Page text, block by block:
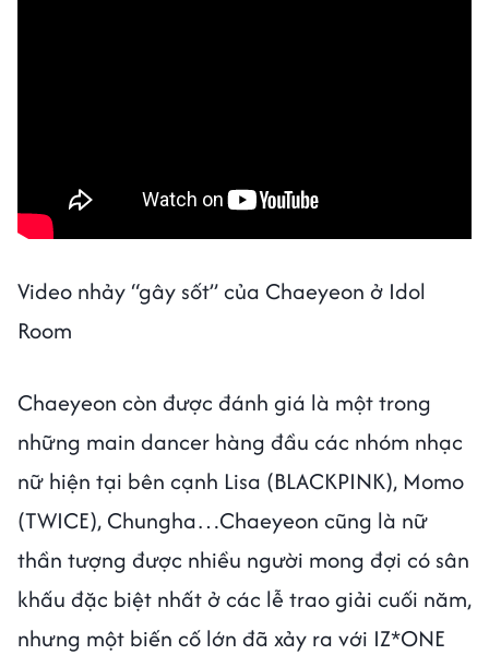
Video nhảy “gây sốt” của Chaeyeon ở Idol
Room
Chaeyeon còn được đánh giá là một trong
những main dancer hàng đầu các nhóm nhạc
nữ hiện tại bên cạnh Lisa (BLACKPINK), Momo
(TWICE), Chungha…Chaeyeon cũng là nữ
thần tượng được nhiều người mong đợi có sân
khấu đặc biệt nhất ở các lễ trao giải cuối năm,
nhưng một biến cố lớn đã xảy ra với IZ*ONE